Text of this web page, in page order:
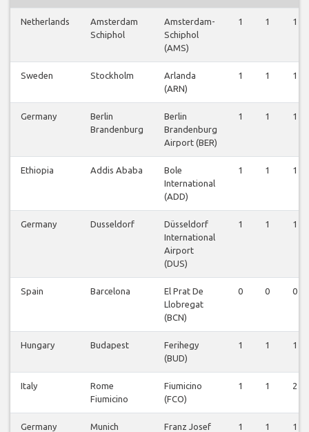
Netherlands
Amsterdam
Schiphol
Amsterdam-
Schiphol
(AMS)
1 1 1
Sweden Stockholm
Arlanda
(ARN)
1 1 1
Germany
Berlin
Brandenburg
Berlin
Brandenburg
Airport (BER)
1 1 1
Ethiopia Addis Ababa
Bole
International
(ADD)
1 1 1
Germany Dusseldorf
Düsseldorf
International
Airport
(DUS)
1 1 1
Spain Barcelona
El Prat De
Llobregat
(BCN)
0 0 0
Hungary Budapest
Ferihegy
(BUD)
1 1 1
Italy
Rome
Fiumicino
Fiumicino
(FCO)
1 1 2
Germany Munich
Franz Josef
1 1 1